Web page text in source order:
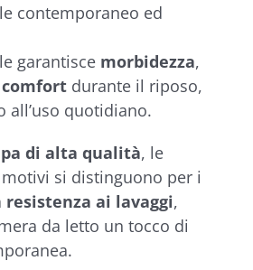
contemporaneo ed
garantisce morbidezza,
comfort durante il riposo,
all’uso quotidiano.
di alta qualità, le
si distinguono per i
resistenza ai lavaggi,
da letto un tocco di